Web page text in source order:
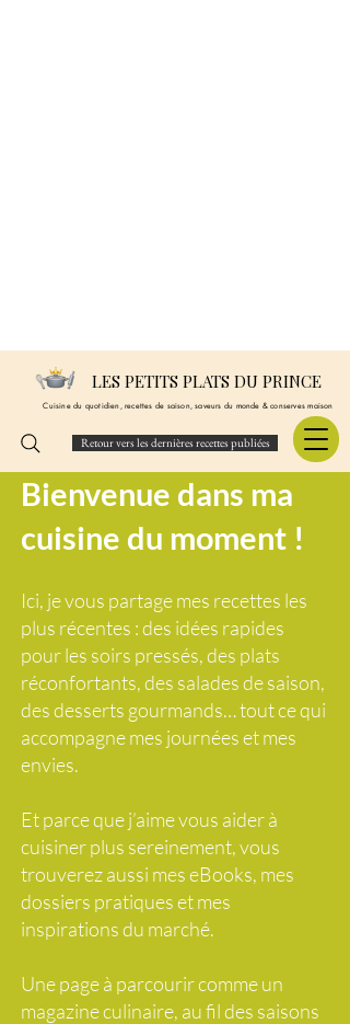
LES PETITS PLATS DU PRINCE
Cuisine du quotidien, recettes de saison, saveurs du monde & conserves maison
Retour vers les dernières recettes publiées
Bienvenue dans ma
cuisine du moment !
Ici, je vous partage mes recettes les
plus récentes : des idées rapides
pour les soirs pressés, des plats
réconfortants, des salades de saison,
des desserts gourmands… tout ce qui
accompagne mes journées et mes
envies.
Et parce que j’aime vous aider à
cuisiner plus sereinement, vous
trouverez aussi mes eBooks, mes
dossiers pratiques et mes
inspirations du marché.
Une page à parcourir comme un
magazine culinaire, au fil des saisons